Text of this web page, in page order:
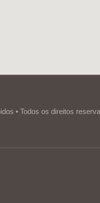
• Todos os direitos